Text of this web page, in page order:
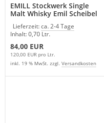
EMILL Stockwerk Single
Malt Whisky Emil Scheibel
Lieferzeit:ca. 2-4 Tage
Inhalt: 0,70 Ltr.
84,00 EUR
120,00 EUR pro Ltr.
inkl. 19 % MwSt. zzgl. Versandkosten